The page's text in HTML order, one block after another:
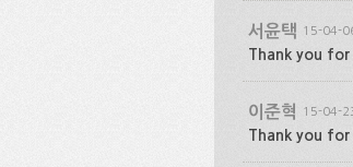
서윤택 15-04-
Thank you for
이준혁 15-04-
Thank you